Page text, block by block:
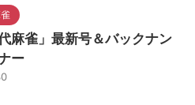
麻雀」最新号＆バックナン
ー